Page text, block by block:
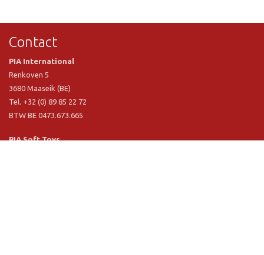
Contact
PIA International
Renkoven 5
3680 Maaseik (BE)
Tel. +32 (0) 89 85 22 72
BTW BE 0473.673.665
PIA Soft Toys